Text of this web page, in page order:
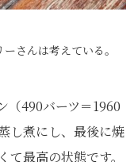
さんは考えている。
（490バーツ＝1960
し煮にし、最後に焼
最高の状態です。